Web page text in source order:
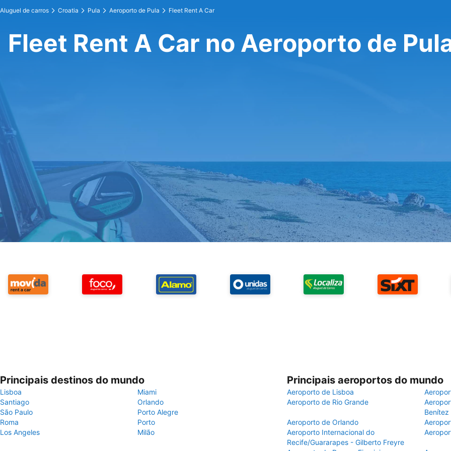
Aluguel de carros Croatia Pula Aeroporto de Pula Fleet Rent A Car
Fleet Rent A Car no Aeroporto de
Principais destinos do mundo
Lisboa
Miami
Santiago
Orlando
São Paulo
Porto Alegre
Roma
Porto
Los Angeles
Milão
Principais aeroportos do mundo
Aeroporto de Lisboa
Aeroporto de Rio Grande
Benítez
Aeroporto de Orlando
Aeroporto Internacional do
Recife/Guararapes - Gilberto Freyre